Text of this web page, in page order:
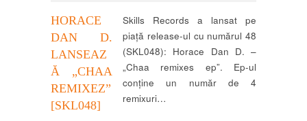
HORACE
DAN D.
LANSEAZ
Ă „CHAA
REMIXEZ”
[SKL048]
Skills Records a lansat pe
piață release-ul cu numărul 48
(SKL048): Horace Dan D. –
„Chaa remixes ep”. Ep-ul
conține un număr de 4
remixuri…